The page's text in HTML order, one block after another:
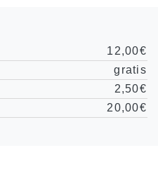
12,00€
gratis
2,50€
20,00€